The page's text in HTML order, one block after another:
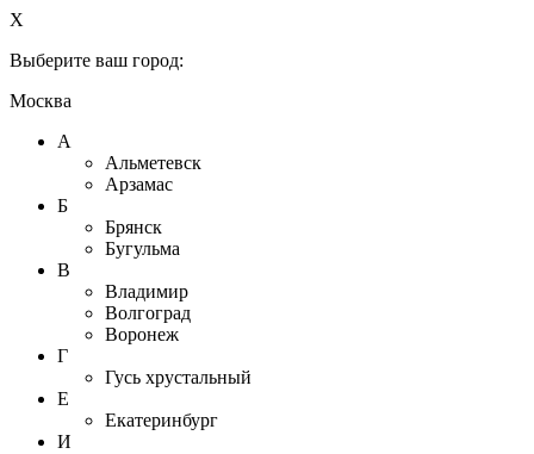
X
Выберите ваш город:
Москва
А
Альметевск
Арзамас
Б
Брянск
Бугульма
В
Владимир
Волгоград
Воронеж
Г
Гусь хрустальный
Е
Екатеринбург
И